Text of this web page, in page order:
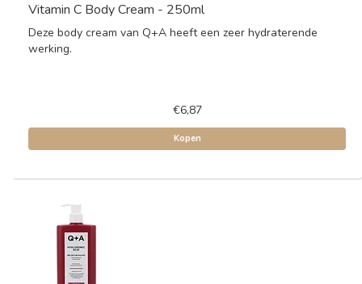
Vitamin C Body Cream - 250ml
Deze body cream van Q+A heeft een zeer hydraterende
werking.
€6,87
Kopen